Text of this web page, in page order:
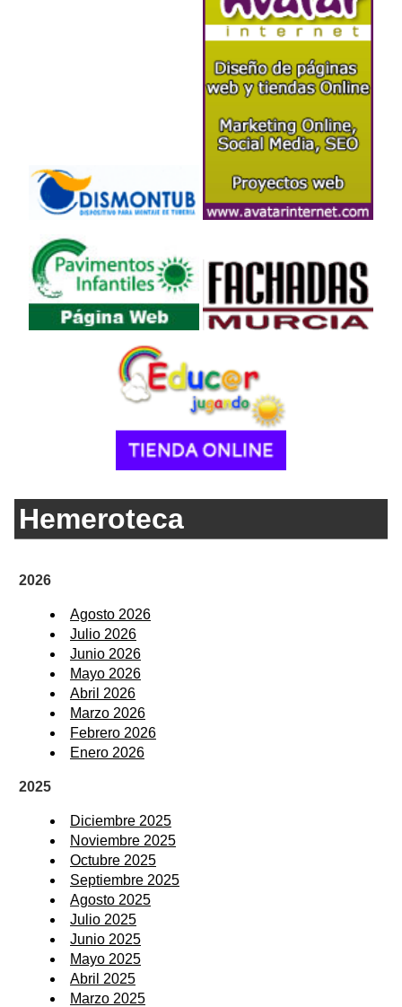
Hemeroteca
2026
Agosto 2026
Julio 2026
Junio 2026
Mayo 2026
Abril 2026
Marzo 2026
Febrero 2026
Enero 2026
2025
Diciembre 2025
Noviembre 2025
Octubre 2025
Septiembre 2025
Agosto 2025
Julio 2025
Junio 2025
Mayo 2025
Abril 2025
Marzo 2025